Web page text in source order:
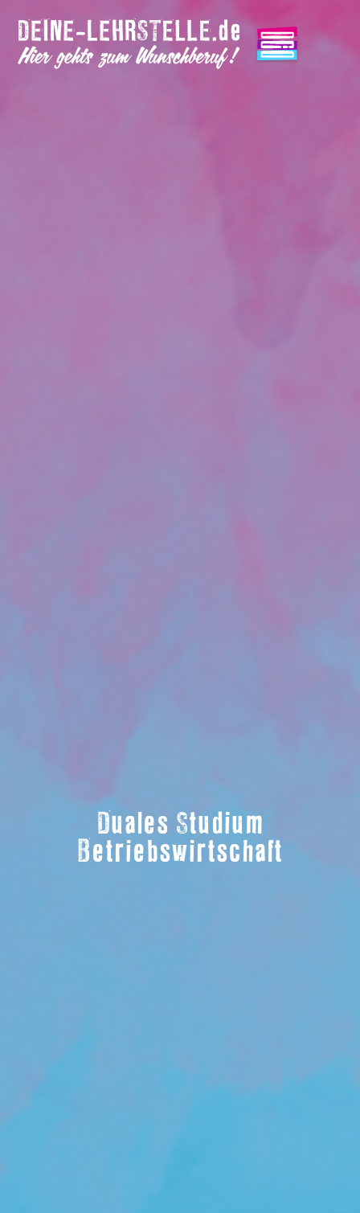
Duales Studium
Betriebswirtschaft